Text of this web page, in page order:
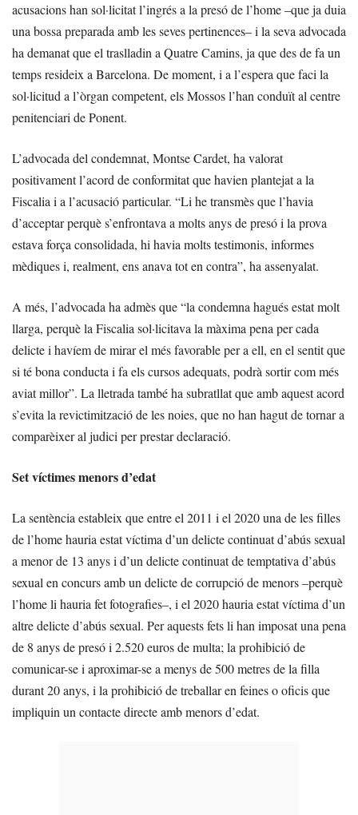
acusacions han sol·licitat l’ingrés a la presó de l’home –que ja duia
una bossa preparada amb les seves pertinences– i la seva advocada
ha demanat que el traslladin a Quatre Camins, ja que des de fa un
temps resideix a Barcelona. De moment, i a l’espera que faci la
sol·licitud a l’òrgan competent, els Mossos l’han conduït al centre
penitenciari de Ponent.
L’advocada del condemnat, Montse Cardet, ha valorat
positivament l’acord de conformitat que havien plantejat a la
Fiscalia i a l’acusació particular. “Li he transmès que l’havia
d’acceptar perquè s’enfrontava a molts anys de presó i la prova
estava força consolidada, hi havia molts testimonis, informes
mèdiques i, realment, ens anava tot en contra”, ha assenyalat.
A més, l’advocada ha admès que “la condemna hagués estat molt
llarga, perquè la Fiscalia sol·licitava la màxima pena per cada
delicte i havíem de mirar el més favorable per a ell, en el sentit que
si té bona conducta i fa els cursos adequats, podrà sortir com més
aviat millor”. La lletrada també ha subratllat que amb aquest acord
s’evita la revictimització de les noies, que no han hagut de tornar a
comparèixer al judici per prestar declaració.
Set víctimes menors d’edat
La sentència estableix que entre el 2011 i el 2020 una de les filles
de l’home hauria estat víctima d’un delicte continuat d’abús sexual
a menor de 13 anys i d’un delicte continuat de temptativa d’abús
sexual en concurs amb un delicte de corrupció de menors –perquè
l’home li hauria fet fotografies–, i el 2020 hauria estat víctima d’un
altre delicte d’abús sexual. Per aquests fets li han imposat una pena
de 8 anys de presó i 2.520 euros de multa; la prohibició de
comunicar-se i aproximar-se a menys de 500 metres de la filla
durant 20 anys, i la prohibició de treballar en feines o oficis que
impliquin un contacte directe amb menors d’edat.